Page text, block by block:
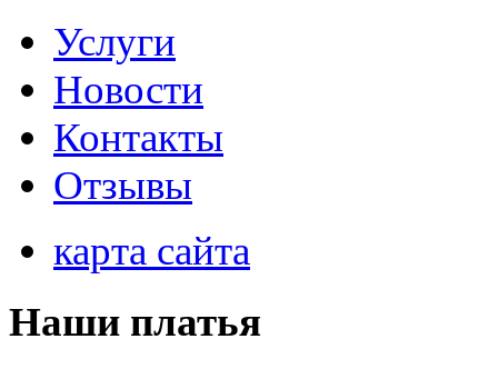
Услуги
Новости
Контакты
Отзывы
карта сайта
Наши платья